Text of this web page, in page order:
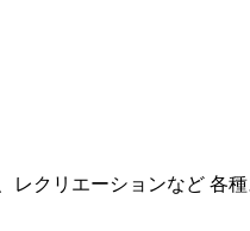
クリエーションなど 各